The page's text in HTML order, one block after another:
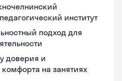
институт
подход для
доверия и
на занятиях